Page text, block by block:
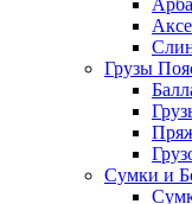
Грузы
Сумки и